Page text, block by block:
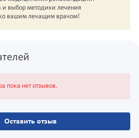
и выбор методики лечения
вашим лечащим врачом!
пока нет отзывов.
Оставить отзыв